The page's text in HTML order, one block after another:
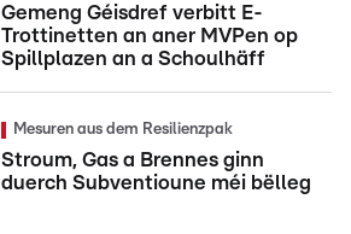
Gemeng Géisdref verbitt E-
Trottinetten an aner MVPen op
Spillplazen an a Schoulhäff
Mesuren aus dem Resilienzpak
Stroum, Gas a Brennes ginn
duerch Subventioune méi bëlleg